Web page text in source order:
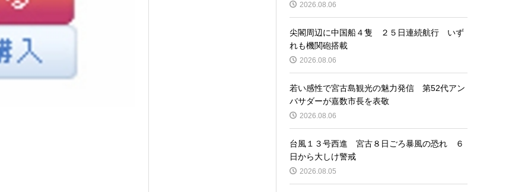
2026.08.06
尖閣周辺に中国船４隻 ２５日連続航行 いず
れも機関砲搭載
2026.08.06
若い感性で宮古島観光の魅力発信 第52代アン
バサダーが嘉数市長を表敬
2026.08.06
台風１３号西進 宮古８日ごろ暴風の恐れ ６
日から大しけ警戒
2026.08.05